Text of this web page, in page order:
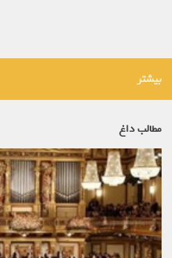
بیشتر
مطالب داغ